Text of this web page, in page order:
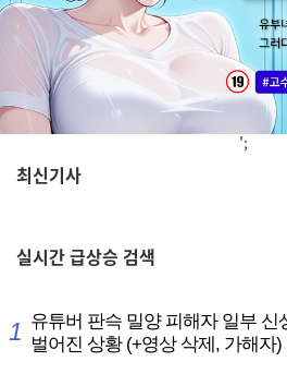
';
최신기사
실시간급상승 검색